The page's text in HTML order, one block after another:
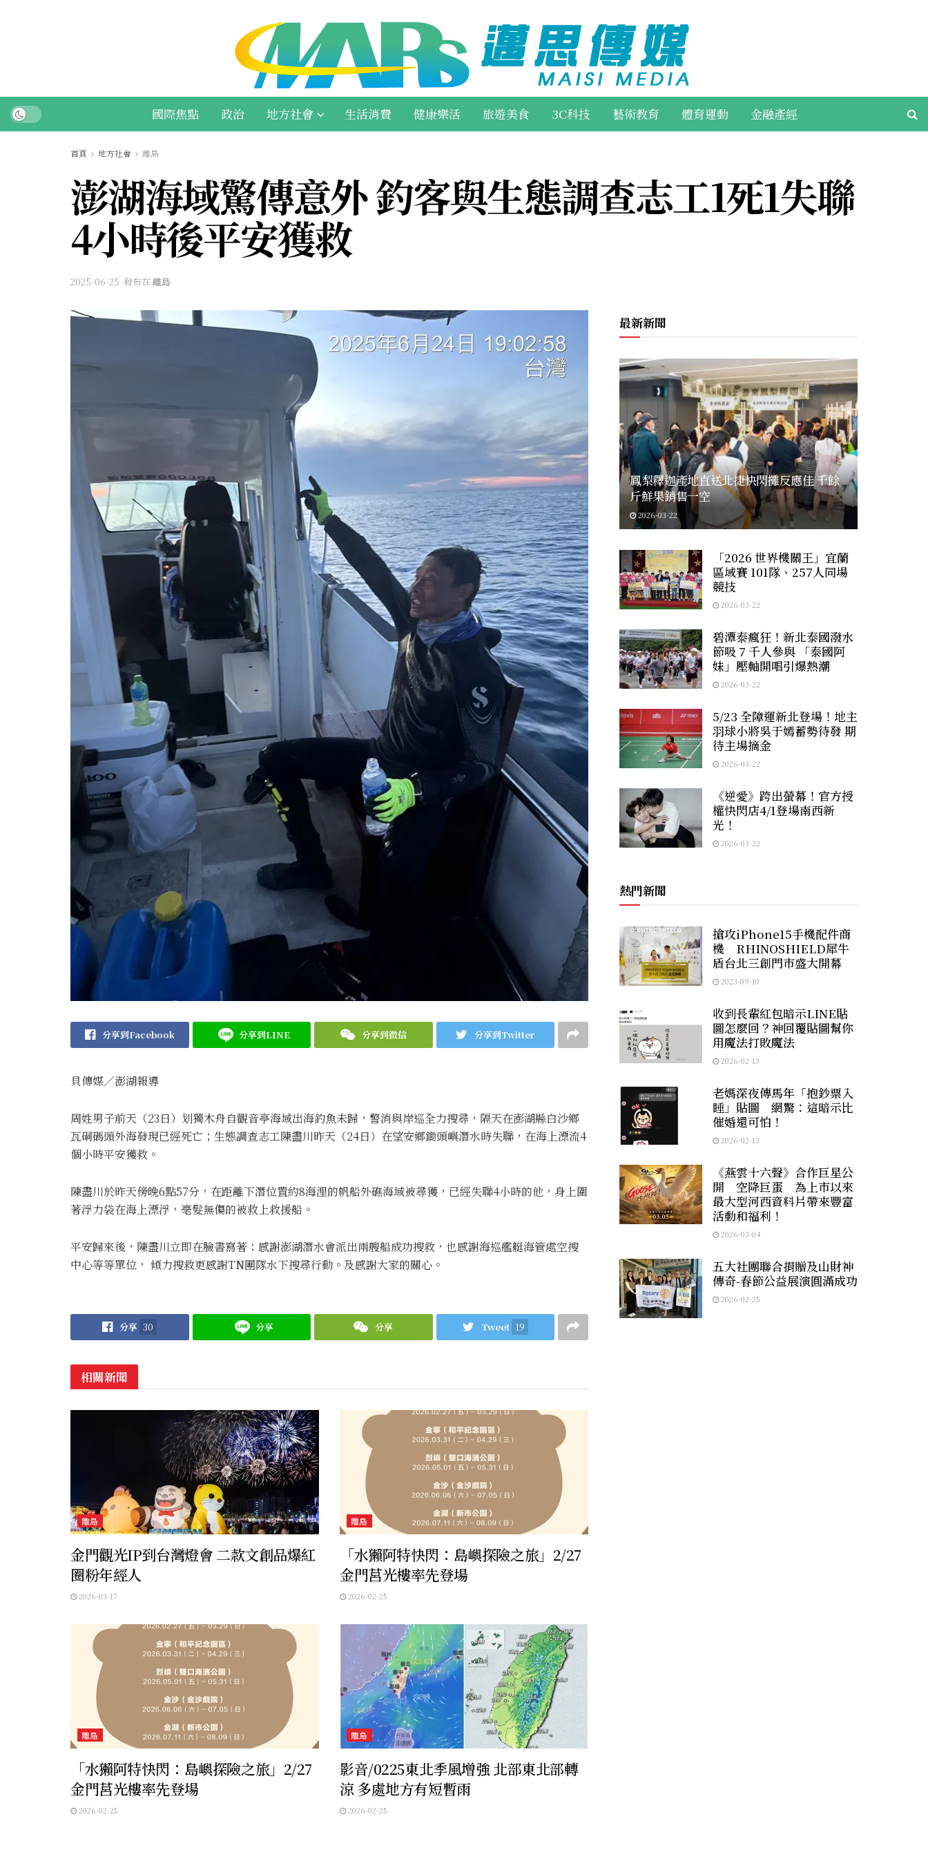
國際焦點 政治 地方社會 生活消費 健康樂活 旅遊美食 3C科技 藝術教育 體育運動 金融產經
首頁 地方社會 離島
澎湖海域驚傳意外 釣客與生態調查志工1死1失聯
4小時後平安獲救
2025-06-25 發布在離島
分享到Facebook 分享到LINE 分享到微信 分享到Twitter
貝傳媒∕澎湖報導
周姓男子前天（23日）划獨木舟自觀音亭海域出海釣魚未歸，警消與岸巡全力搜尋，隔天在澎湖縣白沙鄉
瓦硐碼頭外海發現已經死亡；生態調查志工陳盡川昨天（24日）在望安鄉鋤頭嶼潛水時失聯，在海上漂流4
個小時平安獲救。
陳盡川於昨天傍晚6點57分，在距離下潛位置約8海浬的帆船外礁海域被尋獲，已經失聯4小時的他，身上圍
著浮力袋在海上漂浮，毫髮無傷的被救上救援船。
平安歸來後，陳盡川立即在臉書寫著：感謝澎湖潛水會派出兩艘船成功搜救，也感謝海巡艦艇海管處空搜
中心等等單位， 傾力搜救更感謝TN團隊水下搜尋行動。及感謝大家的關心。
分享 30 分享 分享 Tweet 19
相關新聞
離島
金門觀光IP到台灣燈會 二款文創品爆紅
圈粉年經人
2026-03-17
離島
「水獺阿特快閃：島嶼探險之旅」2/27
金門莒光樓率先登場
2026-02-25
離島
「水獺阿特快閃：島嶼探險之旅」2/27
金門莒光樓率先登場
2026-02-25
離島
影音/0225東北季風增強 北部東北部轉
涼 多處地方有短暫雨
2026-02-25
最新新聞
鳳梨釋迦產地直送北捷快閃攤反應佳 千餘
斤鮮果銷售一空
2026-03-22
「2026 世界機關王」宜蘭
區域賽 101隊、257人同場
競技
2026-03-22
碧潭泰瘋狂！新北泰國潑水
節吸 7 千人參與 「泰國阿
妹」壓軸開唱引爆熱潮
2026-03-22
5/23 全障運新北登場！地主
羽球小將吳于嫣蓄勢待發 期
待主場摘金
2026-03-22
《逆愛》跨出螢幕！官方授
權快閃店4/1登場南西新
光！
2026-03-22
熱門新聞
搶攻iPhone15手機配件商
機 RHINOSHIELD犀牛
盾台北三創門市盛大開幕
2023-09-10
收到長輩紅包暗示LINE貼
圖怎麼回？神回覆貼圖幫你
用魔法打敗魔法
2026-02-13
老媽深夜傳馬年「抱鈔票入
睡」貼圖 網驚：這暗示比
催婚還可怕！
2026-02-13
《燕雲十六聲》合作巨星公
開 空降巨蛋 為上市以來
最大型河西資料片帶來豐富
活動和福利！
2026-03-04
五大社團聯合捐贈及山財神
傳奇-春節公益展演圓滿成功
2026-02-25